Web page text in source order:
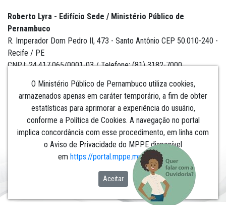
O Ministério Público de Pernambuco utiliza cookies,
armazenados apenas em caráter temporário, a fim de obter
estatísticas para aprimorar a experiência do usuário,
conforme a Política de Cookies. A navegação no portal
implica concordância com esse procedimento, em linha com
o Aviso de Privacidade do MPPE disponível
em https://portal.mppe.mp.br/lgpd.​​​​​​​
Aceitar
Roberto Lyra - Edifício Sede / Ministério Público de
Pernambuco
R. Imperador Dom Pedro II, 473 - Santo Antônio CEP 50.010-240 -
Recife / PE
CNPJ: 24.417.065/0001-03 / Telefone: (81) 3182-7000
Institucional
Comunicação